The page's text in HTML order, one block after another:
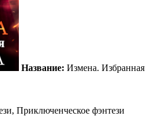
Название: Измена. Избранная
Приключенческое фэнтези